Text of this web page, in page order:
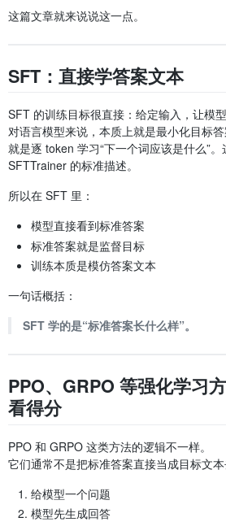
这篇文章就来说说这一点。
SFT：直接学答案文本
SFT 的训练目标很直接：给定输入，让模
对语言模型来说，本质上就是最小化目标
就是逐 token 学习“下一个词应该是什么”
SFTTrainer 的标准描述。
所以在 SFT 里：
模型直接看到标准答案
标准答案就是监督目标
训练本质是模仿答案文本
一句话概括：
SFT 学的是“标准答案长什么样”。
PPO、GRPO 等强化学习
看得分
PPO 和 GRPO 这类方法的逻辑不一样。
它们通常不是把标准答案直接当成目标文本
给模型一个问题
模型先生成回答